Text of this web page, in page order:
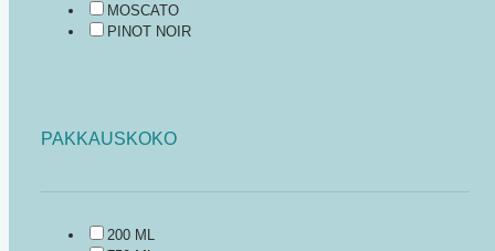
MOSCATO
PINOT NOIR
PAKKAUSKOKO
200 ML